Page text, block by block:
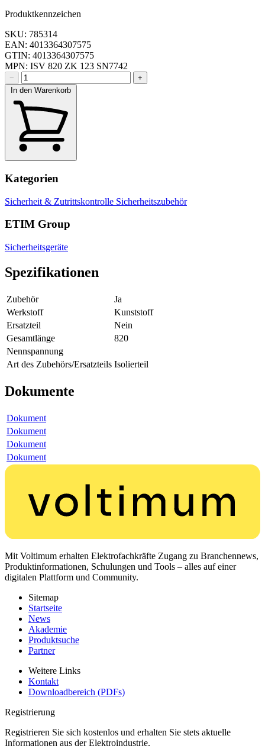
Produktkennzeichen
SKU: 785314
EAN: 4013364307575
GTIN: 4013364307575
MPN: ISV 820 ZK 123 SN7742
−
+
In den Warenkorb
Kategorien
Sicherheit & Zutrittskontrolle Sicherheitszubehör
ETIM Group
Sicherheitsgeräte
Spezifikationen
Zubehör
Ja
Werkstoff
Kunststoff
Ersatzteil
Nein
Gesamtlänge
820
Nennspannung
Art des Zubehörs/Ersatzteils Isolierteil
Dokumente
Dokument
Dokument
Dokument
Dokument
Mit Voltimum erhalten Elektrofachkräfte Zugang zu Branchennews,
Produktinformationen, Schulungen und Tools – alles auf einer
digitalen Plattform und Community.
Sitemap
Startseite
News
Akademie
Produktsuche
Partner
Weitere Links
Kontakt
Downloadbereich (PDFs)
Registrierung
Registrieren Sie sich kostenlos und erhalten Sie stets aktuelle
Informationen aus der Elektroindustrie.